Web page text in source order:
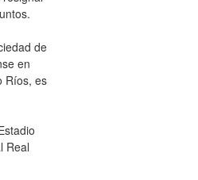
de
en
Ríos, es
Real